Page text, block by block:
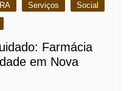
Serviços
Social
Farmácia
em Nova